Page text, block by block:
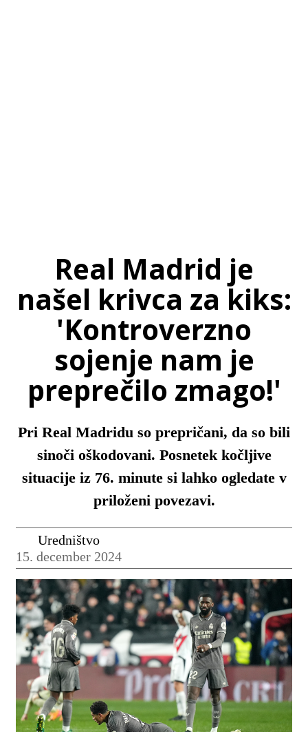
Real Madrid je
našel krivca za kiks:
'Kontroverzno
sojenje nam je
preprečilo zmago!'
Pri Real Madridu so prepričani, da so bili
sinoči oškodovani. Posnetek kočljive
situacije iz 76. minute si lahko ogledate v
priloženi povezavi.
Uredništvo
15. december 2024